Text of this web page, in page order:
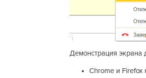
Демонстрация экрана
Chrome и Firefox